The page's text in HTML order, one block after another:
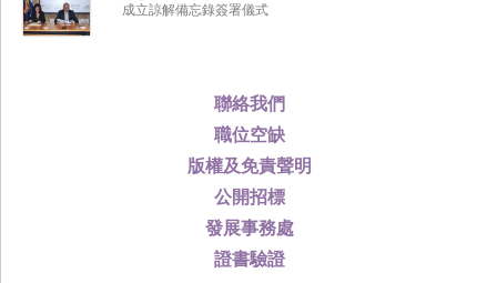
聯絡我們
職位空缺
版權及免責聲明
公開招標
發展事務處
證書驗證
成立諒解備忘錄簽署儀式